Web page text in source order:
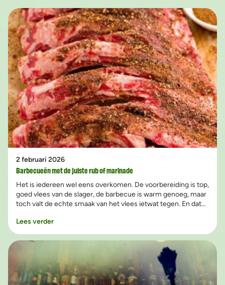
2 februari 2026
Barbecueën met de juiste rub of marinade
Het is iedereen wel eens overkomen. De voorbereiding is top,
goed vlees van de slager, de barbecue is warm genoeg, maar
toch valt de echte smaak van het vlees ietwat tegen. En dat
barbecue rub of marinade.Om een goede rub of marinade
toe te voegen aan het vlees hoef je geen chef te zijn. Wij
vertellen je in dit blog precies hoe het werkt, en wat het
Lees verder